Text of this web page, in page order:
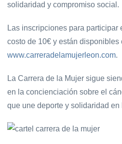
solidaridad y compromiso social.
Las inscripciones para participar
costo de 10€ y están
www.carreradelamujerleon.com.
La Carrera de la Mujer sigue
en la concienciación sobre el
que une deporte y solidaridad